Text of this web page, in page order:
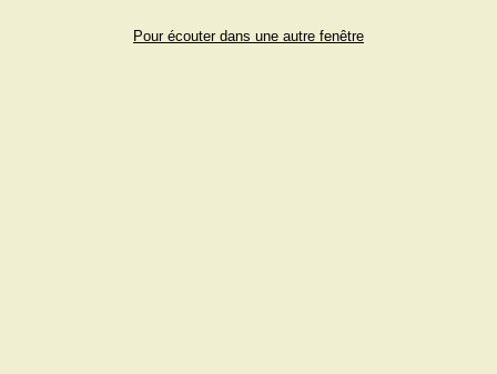
Pour écouter dans une autre fenêtre